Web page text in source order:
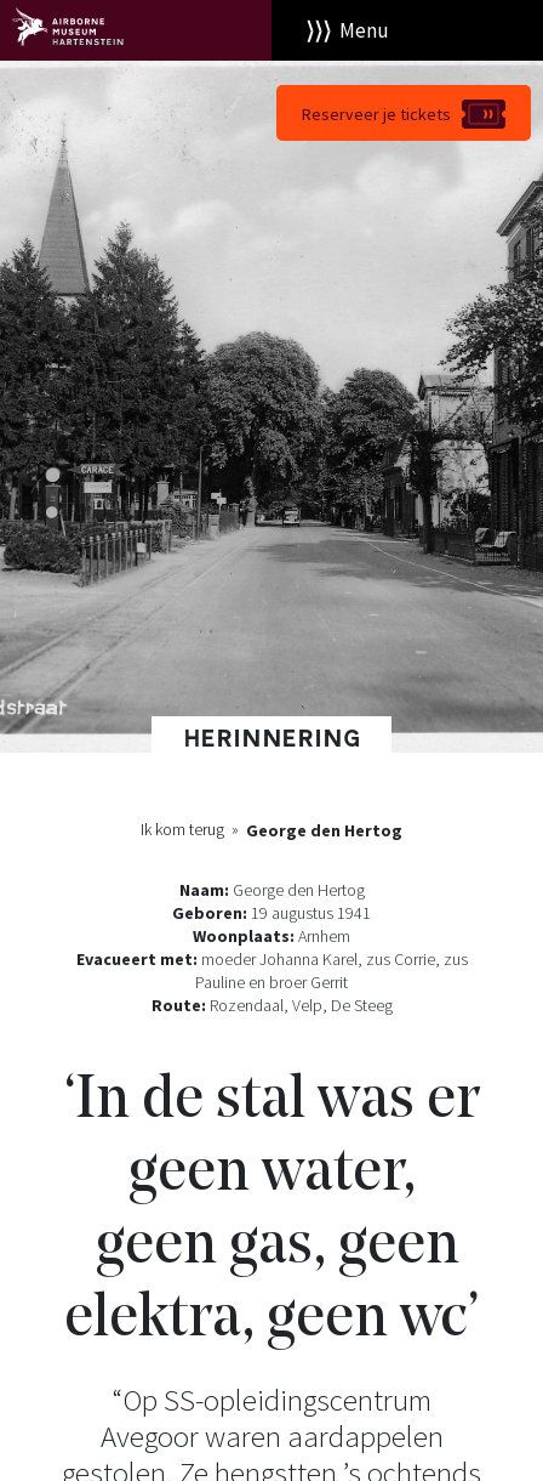
Menu
Reserveer je tickets
HERINNERING
Ik kom terug » George den Hertog
Naam: George den Hertog
Geboren: 19 augustus 1941
Woonplaats: Arnhem
Evacueert met: moeder Johanna Karel, zus Corrie, zus
Pauline en broer Gerrit
Route: Rozendaal, Velp, De Steeg
‘In de stal was er
geen water,
geen gas, geen
elektra, geen wc’
“Op SS-opleidingscentrum
Avegoor waren aardappelen
gestolen. Ze hengstten ’s ochtends